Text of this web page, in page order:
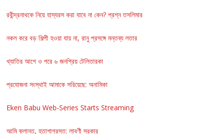
রবীন্দ্রনাথকে নিয়ে হাস্যরস করা যাবে না কেন? প্রশ্ন তসলিমার
নকল করে বড় শিল্পী হওয়া যায় না, রানু প্রসঙ্গে মন্তব্য লতার
খ্যাতির আগে ও পরে ৬ জনপ্রিয় টেলিতারকা
প্রযোজনা সংস্থাই আমাকে সরিয়েছে: অনামিকা
Eken Babu Web-Series Starts Streaming
আমি ক্লান্ত, হতাশাগ্রস্ত: লাবণী সরকার